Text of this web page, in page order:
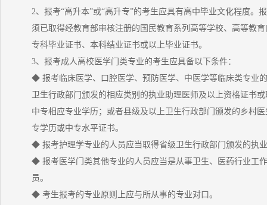
2、报考“高升本”或“高升专”的考生应具有高中毕业文化程度。
须已取得经教育部审核注册的国民教育系列高等学校、高等教
专科毕业证书、本科结业证书或以上毕业证书。
3、报考成人高校医学门类专业的考生应具备以下条件：
◆ 报考临床医学、口腔医学、预防医学、中医学等临床类专业
卫生行政部门颁发的相应类别的执业助理医师及以上资格证书
中专相应专业学历；或者县级及以上卫生行政部门颁发的乡村
专学历或中专水平证书。
◆ 报考护理学专业的人员应当取得省级卫生行政部门颁发的执
◆ 报考医学门类其他专业的人员应当是从事卫生、医药行业工
员。
◆ 考生报考的专业原则上应与所从事的专业对口。